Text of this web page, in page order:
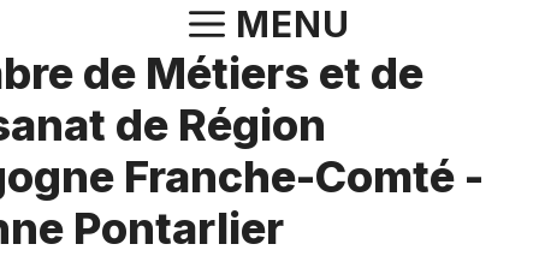
au
contenu
MENU
de Métiers et de
de Région
Franche-Comté -
Pontarlier